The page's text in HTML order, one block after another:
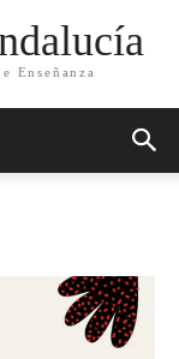
Enseñanza